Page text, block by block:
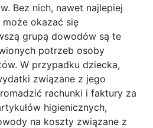
Bez nich, nawet najlepiej
może okazać się
grupą dowodów są te
potrzeb osoby
W przypadku dziecka,
związane z jego
rachunki i faktury za
higienicznych,
na koszty związane z